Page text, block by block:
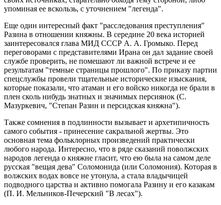
упоминая ее вскользь, с уточнением "легенда".
Еще один интересный факт "расследования преступления"
Разина в отношении княжны. В середине 20 века историей
заинтересовался глава МИД СССР А. А. Громыко. Перед
переговорами с представителями Ирана он дал задание своей
службе проверить, не помешают ли важной встрече и ее
результатам "темные страницы прошлого". По приказу партии
спецслужбы провели тщательные исторические изыскания,
которые показали, что атаман и его войско никогда не брали в
плен сколь нибудь знатных и значимых персиянок (С.
Мазуркевич, "Степан Разин и персидская княжна").
Также сомнения в подлинности вызывает и архетипичность
самого события - принесение сакральной жертвы. Это
основная тема фольклорных произведений практически
любого народа. Интересно, что в ряде сказаний поволжских
народов легенда о княжне гласит, что ею была на самом деле
русская "вещая дева" Соломонида (или Соломония). Которая в
волжских водах вовсе не утонула, а стала владычицей
подводного царства и активно помогала Разину и его казакам
(П. И. Мельников-Печерский "В лесах").